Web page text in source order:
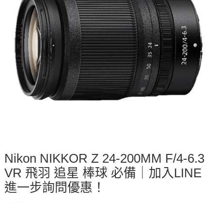
Nikon NIKKOR Z 24-200MM F/4-6.3
VR 飛羽 追星 棒球 必備｜加入LINE
進一步詢問優惠！